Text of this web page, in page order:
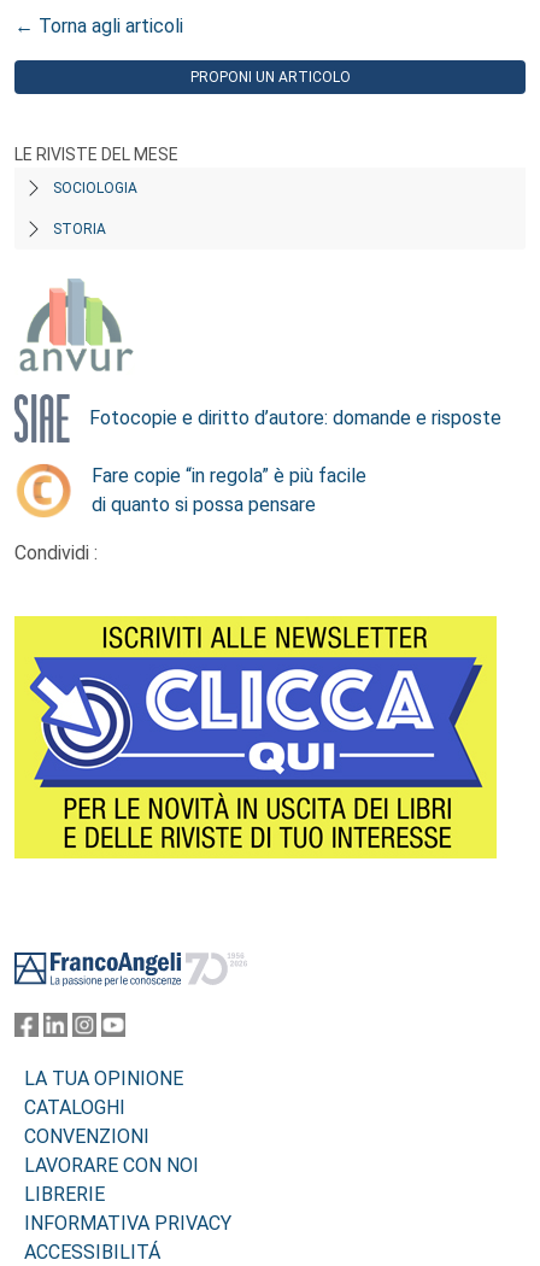
← Torna agli articoli
PROPONI UN ARTICOLO
LE RIVISTE DEL MESE
SOCIOLOGIA
STORIA
Fotocopie e diritto d’autore: domande e risposte
Fare copie “in regola” è più facile
di quanto si possa pensare
Condividi :
LA TUA OPINIONE
CATALOGHI
CONVENZIONI
LAVORARE CON NOI
LIBRERIE
INFORMATIVA PRIVACY
ACCESSIBILITÁ